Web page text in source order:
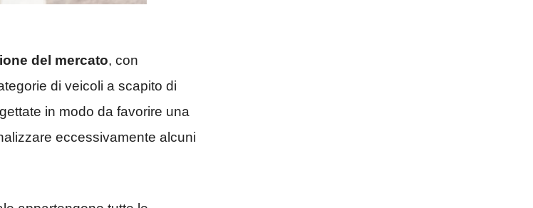
del mercato, con
di veicoli a scapito di
in modo da favorire una
eccessivamente alcuni